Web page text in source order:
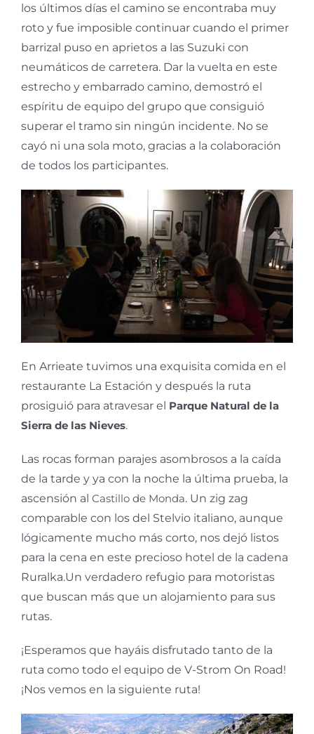
los últimos días el camino se encontraba muy
roto y fue imposible continuar cuando el primer
barrizal puso en aprietos a las Suzuki con
neumáticos de carretera. Dar la vuelta en este
estrecho y embarrado camino, demostró el
espíritu de equipo del grupo que consiguió
superar el tramo sin ningún incidente. No se
cayó ni una sola moto, gracias a la colaboración
de todos los participantes.
En Arrieate tuvimos una exquisita comida en el
restaurante La Estación y después la ruta
prosiguió para atravesar el Parque Natural de la
Sierra de las Nieves.
Las rocas forman parajes asombrosos a la caída
de la tarde y ya con la noche la última prueba, la
ascensión al Castillo de Monda. Un zig zag
comparable con los del Stelvio italiano, aunque
lógicamente mucho más corto, nos dejó listos
para la cena en este precioso hotel de la cadena
Ruralka.Un verdadero refugio para motoristas
que buscan más que un alojamiento para sus
rutas.
¡Esperamos que hayáis disfrutado tanto de la
ruta como todo el equipo de V-Strom On Road!
¡Nos vemos en la siguiente ruta!